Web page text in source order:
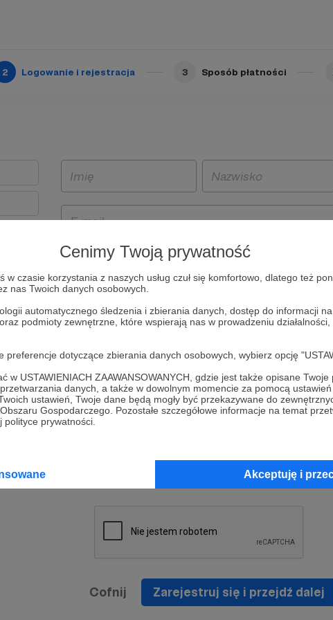
Cenimy Twoją prywatność
w czasie korzystania z naszych usług czuł się komfortowo, dlatego też
nas Twoich danych osobowych.
automatycznego śledzenia i zbierania danych, dostęp do informacji
podmioty zewnętrzne, które wspierają nas w prowadzeniu
dotyczące zbierania danych osobowych, wybierz opcję
w USTAWIENIACH ZAAWANSOWANYCH, gdzie jest także opisane Twoje
danych, a także w dowolnym momencie za pomocą
ustawień, Twoje dane będą mogły być przekazywane do
Gospodarczego. Pozostałe szczegółowe informacje na temat
prywatności.
Akceptuję i
2 Logowanie i rejestracja 3 Sposób płatności
i
będą
z
prawo
na
Politykę Prywatności
* Wyrażam zgodę na przetwarzanie moich danych
osobowych podanych w formularzu rejestracyjnym w celu
prawidłowego świadczenia usług serwisu Patronite.
informacji handlowych - newslettera. Opcja ta może
Cofnij Zarejestruj się i przejdź dalej